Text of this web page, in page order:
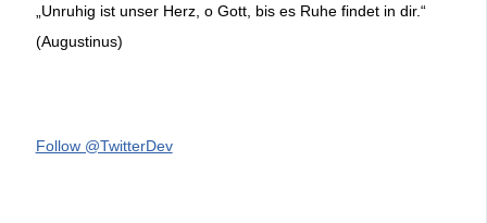
„Unruhig ist unser Herz, o Gott, bis es Ruhe findet in dir.“
(Augustinus)
Follow @TwitterDev